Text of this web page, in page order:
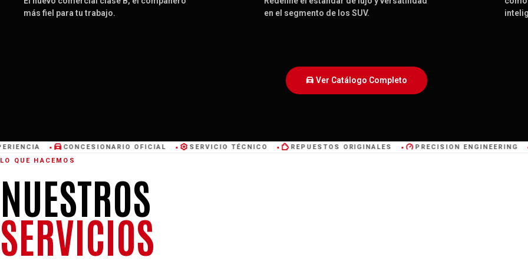
más fiel para tu trabajo.
en el segmento de los SUV.
Ver Catálogo Completo
■ CONCESIONARIO OFICIAL SERVICIO TÉCNICO ■ REPUESTOS ORIGINALES ■ PRECISION ENGINEERING ■
LO QUE HACEMOS
NUESTROS
SERVICIOS